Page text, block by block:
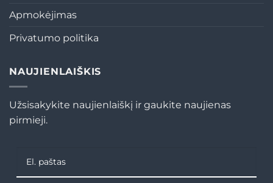
Apmokėjimas
Privatumo politika
NAUJIENLAIŠKIS
Užsisakykite naujienlaiškį ir gaukite naujienas
pirmieji.